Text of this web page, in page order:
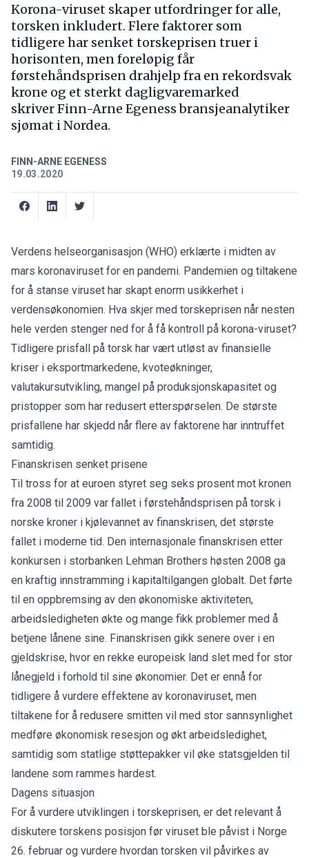
Korona-viruset skaper utfordringer for alle,
torsken inkludert. Flere faktorer som
tidligere har senket torskeprisen truer i
horisonten, men foreløpig får
førstehåndsprisen drahjelp fra en rekordsvak
krone og et sterkt dagligvaremarked
skriver Finn-Arne Egeness bransjeanalytiker
sjømat i Nordea.
FINN-ARNE EGENESS
19.03.2020
Verdens helseorganisasjon (WHO) erklærte i midten av
mars koronaviruset for en pandemi. Pandemien og tiltakene
for å stanse viruset har skapt enorm usikkerhet i
verdensøkonomien. Hva skjer med torskeprisen når nesten
hele verden stenger ned for å få kontroll på korona-viruset?
Tidligere prisfall på torsk har vært utløst av finansielle
kriser i eksportmarkedene, kvoteøkninger,
valutakursutvikling, mangel på produksjonskapasitet og
pristopper som har redusert etterspørselen. De største
prisfallene har skjedd når flere av faktorene har inntruffet
samtidig.
Finanskrisen senket prisene
Til tross for at euroen styret seg seks prosent mot kronen
fra 2008 til 2009 var fallet i førstehåndsprisen på torsk i
norske kroner i kjølevannet av finanskrisen, det største
fallet i moderne tid. Den internasjonale finanskrisen etter
konkursen i storbanken Lehman Brothers høsten 2008 ga
en kraftig innstramming i kapitaltilgangen globalt. Det førte
til en oppbremsing av den økonomiske aktiviteten,
arbeidsledigheten økte og mange fikk problemer med å
betjene lånene sine. Finanskrisen gikk senere over i en
gjeldskrise, hvor en rekke europeisk land slet med for stor
lånegjeld i forhold til sine økonomier. Det er ennå for
tidligere å vurdere effektene av koronaviruset, men
tiltakene for å redusere smitten vil med stor sannsynlighet
medføre økonomisk resesjon og økt arbeidsledighet,
samtidig som statlige støttepakker vil øke statsgjelden til
landene som rammes hardest.
Dagens situasjon
For å vurdere utviklingen i torskeprisen, er det relevant å
diskutere torskens posisjon før viruset ble påvist i Norge
26. februar og vurdere hvordan torsken vil påvirkes av